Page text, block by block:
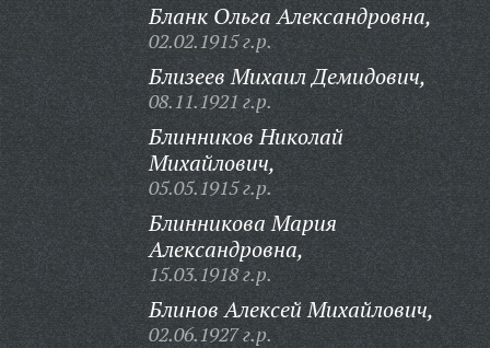
Бланк Ольга Александровна,
02.02.1915 г.р.
Близеев Михаил Демидович,
08.11.1921 г.р.
Блинников Николай
Михайлович,
05.05.1915 г.р.
Блинникова Мария
Александровна,
15.03.1918 г.р.
Блинов Алексей Михайлович,
02.06.1927 г.р.